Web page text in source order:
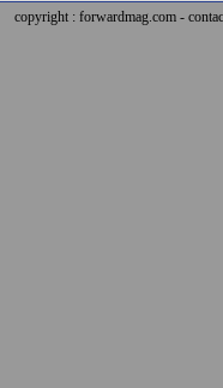
copyright : forwardmag.com -